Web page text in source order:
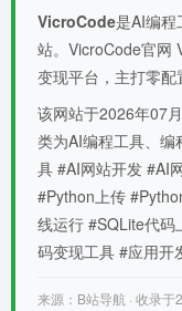
VicroCode是AI编程
站。VicroCode官网
变现平台，主打零
该网站于2026年07
类为AI编程工具、
具 #AI网站开发 #AI
#Python上传
线运行 #SQLite代
码变现工具 #应用开
来源：B站导航 · 收录